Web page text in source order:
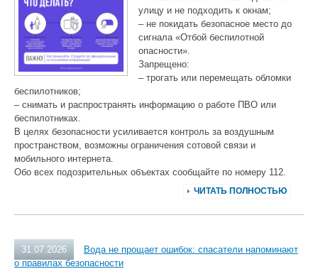
улицу и не подходить к окнам;
– не покидать безопасное место до
сигнала «Отбой беспилотной
опасности».
Запрещено:
– трогать или перемещать обломки
беспилотников;
– снимать и распространять информацию о работе ПВО или
беспилотниках.
В целях безопасности усиливается контроль за воздушным
пространством, возможны ограничения сотовой связи и
мобильного интернета.
Обо всех подозрительных объектах сообщайте по номеру 112.
ЧИТАТЬ ПОЛНОСТЬЮ
31.07.2026
Вода не прощает ошибок: спасатели напоминают
о правилах безопасности